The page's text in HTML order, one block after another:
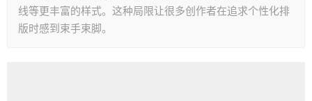
线等更丰富的样式。这种局限让很多创作者在追求个性化排
版时感到束手束脚。